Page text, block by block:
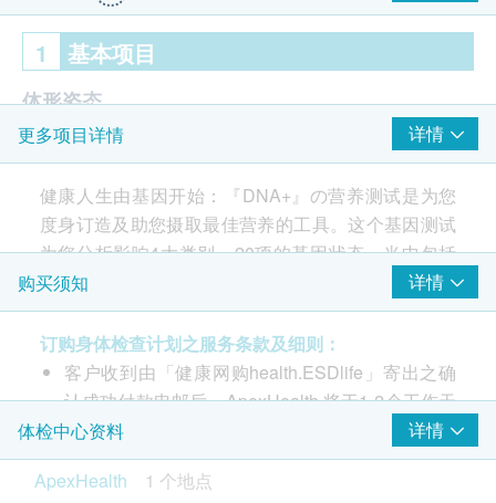
1 基本项目
体形姿态
肥胖风险
糖份摄取
脂肪摄取
食物敏感度
碳水化合物
咖啡因
酒精
单元不饱和脂肪酸
多元不饱和脂肪酸
维他命需求
更多项目详情 详情
健康人生由基因开始：『DNA+』の营养测试是为您
度身订造及助您摄取最佳营养的工具。这个基因测试
为您分析影响4大类别，20项的基因状态，当中包括
体形姿态、食物敏感度、维他命需求及运动指标。
采样过程简单方便，只需使用口腔棉棒轻松采集
DNA样本，完全无痛无创，无需抽血。
我们将于10个工作天内完成检测分析，并由专业营
养师为您详细电话解说报告，助您制定专属的个人
化饮食及健康计划。
购买须知 详情
订购身体检查计划之服务条款及细则：
客户收到由「健康网购health.ESDlife」寄出之确
认成功付款电邮后，ApexHealth 将于1-2个工作天
内，致电客户预约身体检查的时间及地点。客户必
须于预约当天出示身份证及打印订购确认信以确认
身份。
体检中心资料
详情
ApexHealth
1 个地点